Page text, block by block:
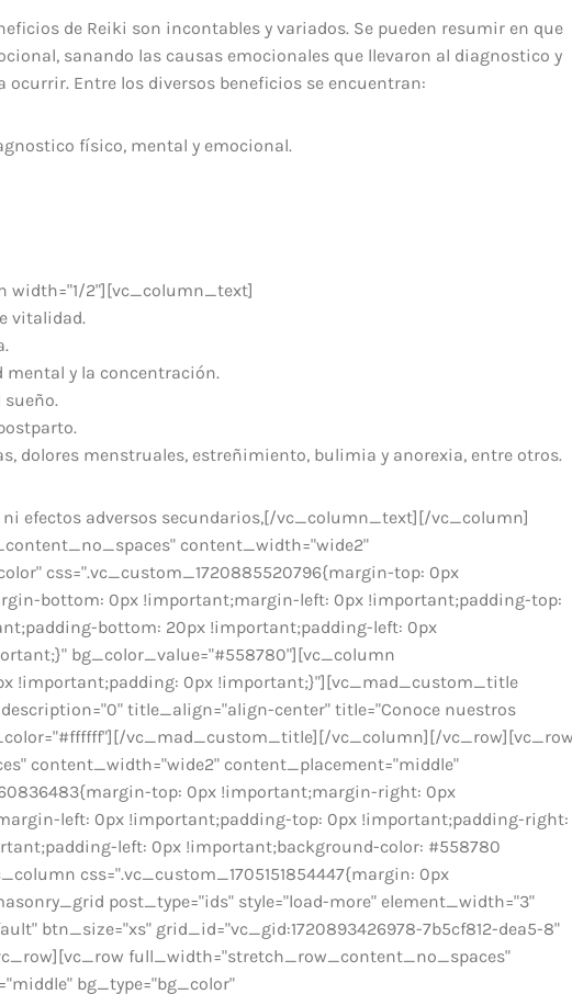
de Reiki son incontables y variados. Se pueden resumir en que
sanando las causas emocionales que llevaron al diagnostico y
Entre los diversos beneficios se encuentran:
físico, mental y emocional.
2"][vc_column_text]
vitalidad.
mental y la concentración.
dolores menstruales, estreñimiento, bulimia y anorexia, entre otros.
efectos adversos secundarios,[/vc_column_text][/vc_column]
content_width="wide2"
css=".vc_custom_1720885520796{margin-top: 0px
bottom: 0px !important;margin-left: 0px !important;padding-top:
bottom: 20px !important;padding-left: 0px
bg_color_value="#558780"][vc_column
!important;padding: 0px !important;}"][vc_mad_custom_title
title_align="align-center" title="Conoce nuestros
vc_mad_custom_title][/vc_column][/vc_row][vc_row
content_width="wide2" content_placement="middle"
top: 0px !important;margin-right: 0px
left: 0px !important;padding-top: 0px !important;padding-right:
left: 0px !important;background-color: #558780
css=".vc_custom_1705151854447{margin: 0px
post_type="ids" style="load-more" element_width="3"
btn_size="xs" grid_id="vc_gid:1720893426978-7b5cf812-dea5-8"
full_width="stretch_row_content_no_spaces"
bg_type="bg_color"